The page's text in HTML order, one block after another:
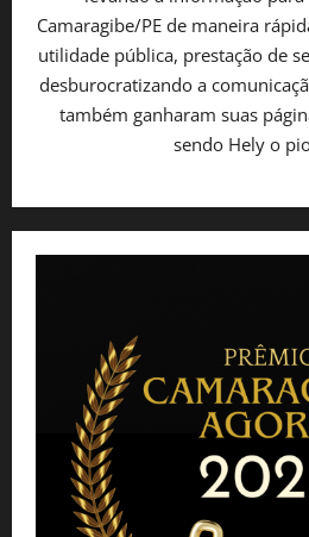
Camaragibe/PE de maneira
utilidade pública, prestação de
desburocratizando a
também ganharam suas
sendo Hely o